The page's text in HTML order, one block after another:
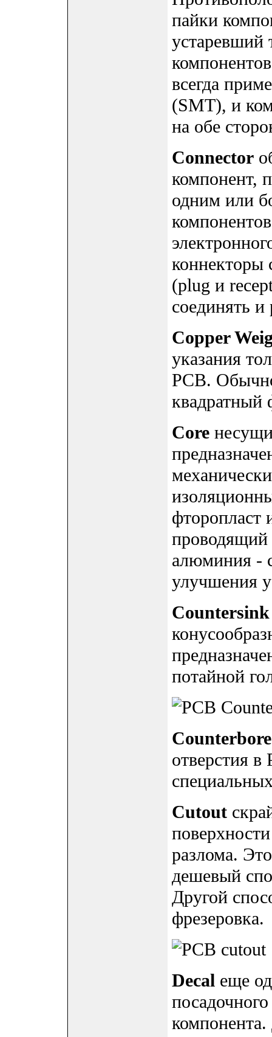
пайки
устаревший
всегда
(SMT), и
на обе
Connector
компонент,
одним или
(plug и
соединять и
Copper
указания
PCB.
квадратный
Core
фторопласт
проводящий
алюминия -
улучшения
Countersink
потайной
отверстия в
Cutout
разлома.
дешевый
Другой
фрезеровка.
Decal еще